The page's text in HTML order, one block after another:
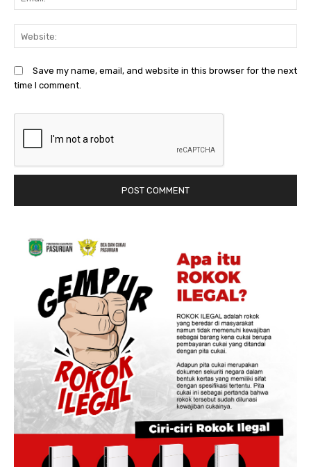
Save my name, email, and website in this browser for the next
time I comment.